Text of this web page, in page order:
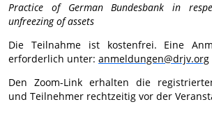
Practice of German Bundesbank in
unfreezing of assets
Die Teilnahme ist kostenfrei. Eine
erforderlich unter: anmeldungen@drjv.org
Den Zoom-Link erhalten die
und Teilnehmer rechtzeitig vor der